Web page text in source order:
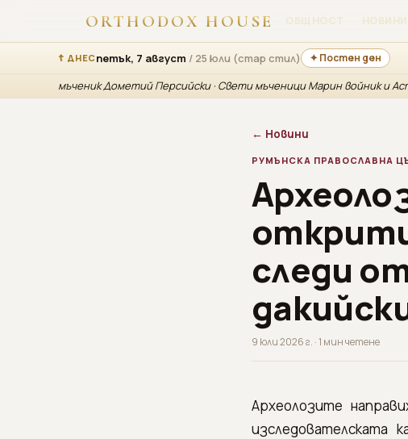
ORTHODOX HOUSE ОБЩНОСТ НОВИНИ
☦ ДНЕСпетък, 7 август / 25 юли (стар стил) ✦ Постен ден
мъченик Дометий Персийски · Свети мъченици Марин войник и
← Новини
РУМЪНСКА ПРАВОСЛАВНА
следи
9 юли 2026 г. · 1 мин четене
Археолозите
изследователската